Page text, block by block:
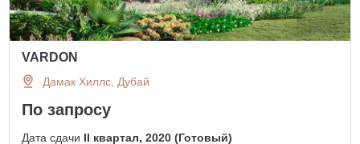
VARDON
Дамак Хиллс, Дубай
По запросу
Дата сдачи II квартал, 2020 (Готовый)